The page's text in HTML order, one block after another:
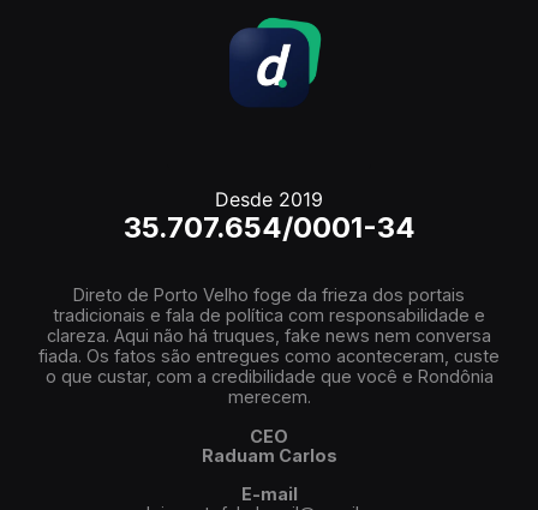
Desde 2019
35.707.654/0001-34
Direto de Porto Velho foge da frieza dos portais
tradicionais e fala de política com responsabilidade e
clareza. Aqui não há truques, fake news nem conversa
fiada. Os fatos são entregues como aconteceram, custe
o que custar, com a credibilidade que você e Rondônia
merecem.
CEO
Raduam Carlos
E-mail